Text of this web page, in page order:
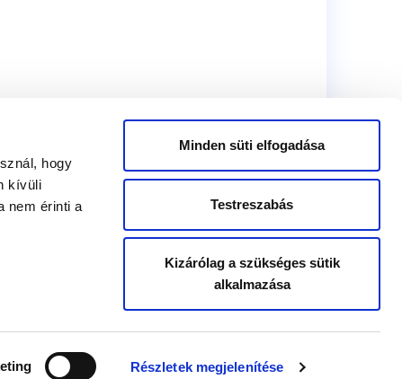
hogy
kívüli
nem érinti a
Részletek megjelenítése
Minden süti elfogadása
Testreszabás
Kizárólag a szükséges sütik
alkalmazása
SÜTI TÁJÉKOZTATÓ
FELHASZNÁLÁSI FELTÉTELEK
ADATKEZELÉSI TÁJÉKOZTATÓ